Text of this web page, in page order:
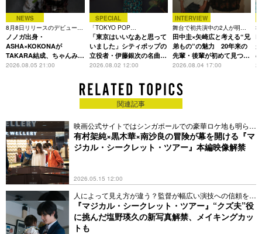
NEWS
8月8日リリースのデビュー曲
は「Time is money」
ノノガ出身・
ASHA×KOKONAが
TAKARA結成、ちゃんみな
主宰レーベル第2弾アーテ
2026.08.05 21:00
SPECIAL
「TOKYO POP
CHRONICLE」特集
「東京はいいなあと思って
いました」シティポップの
立役者・伊藤銀次の名曲回
想録
2026.08.02 12:00
INTERVIEW
舞台で初共演中の2人が明か
す、今の自分をつくる恩人の
存在
田中圭×矢崎広と考える“兄
弟もの”の魅力 20年来の
先輩・後輩が初めて見つけ
た互いの共通点とは
2026.08.04 17:00
3
関連記事
映画公式サイトではシンガポールでの豪華ロケ地も明らか
に
有村架純×黒木華×南沙良の冒険が幕を開ける『マ
ジカル・シークレット・ツアー』本編映像解禁
2026.05.15 12:00
人によって見え方が違う？監督が幅広い演技への信頼を明
かす
『マジカル・シークレット・ツアー』“クズ夫”役
に挑んだ塩野瑛久の新写真解禁、メイキングカッ
トも